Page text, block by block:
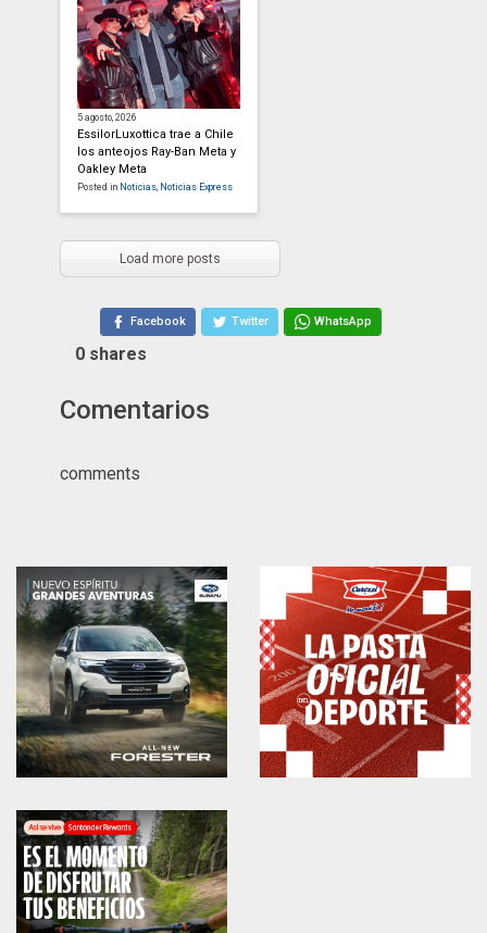
5 agosto, 2026
EssilorLuxottica trae a Chile
los anteojos Ray-Ban Meta y
Oakley Meta
Posted in Noticias Noticias Express
Load more posts
Facebook Twitter WhatsApp
0 shares
Comentarios
comments